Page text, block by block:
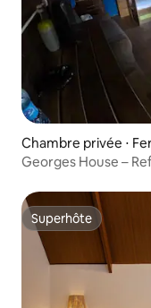
Chambre privée ⋅
Georges House –
Superhôte
Superhôte